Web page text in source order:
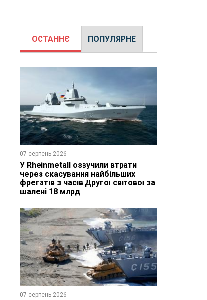
ОСТАННЄ ПОПУЛЯРНЕ
07 серпень 2026
У Rheinmetall озвучили втрати
через скасування найбільших
фрегатів з часів Другої світової за
шалені 18 млрд
07 серпень 2026